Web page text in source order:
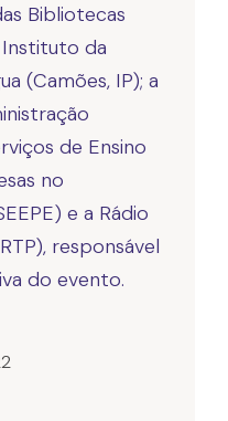
Bibliotecas
da
(Camões, IP); a
de Ensino
no
e a Rádio
responsável
do evento.